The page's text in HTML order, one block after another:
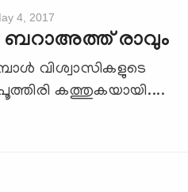
4, 2017
രാവും
വിശ്വാസികളുടെ
കത്തുകയായി....